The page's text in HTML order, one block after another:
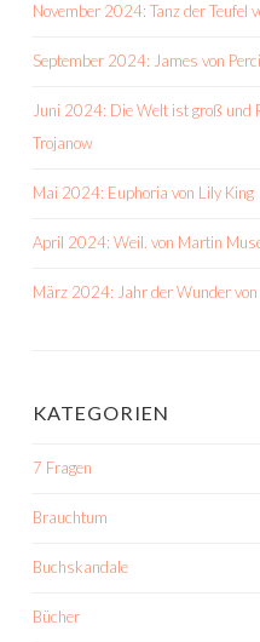
November 2024: Tanz der Teufel
September 2024: James von
Juni 2024: Die Welt ist groß und
Trojanow
Mai 2024: Euphoria von Lily King
April 2024: Weil. von Martin
März 2024: Jahr der Wunder
KATEGORIEN
7 Fragen
Brauchtum
Buchskandale
Bücher